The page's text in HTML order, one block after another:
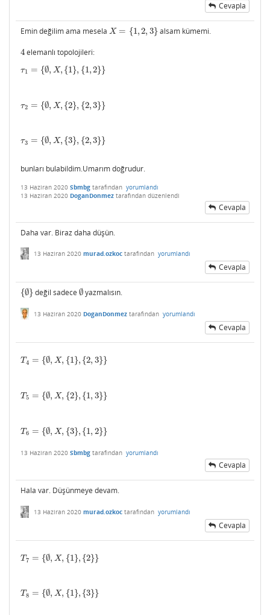
Cevapla
Emin değilim ama mesela X = {1,2, 3}
X= {1, 2,3} alsam kümemi.
4
4elemanlı topolojileri:
τ1 = {∅, X, {1}, {1, 2}}
τ1 ={∅,X,{1},{1 ,2}}
τ2 = {∅, X, {2}, {2, 3}}
τ2 ={∅,X,{2},{2 ,3}}
τ3 = {∅, X, {3}, {2, 3}}
τ3 ={∅,X,{3},{2 ,3}}
bunları bulabildim.Umarım doğrudur.
13 Haziran 2020 Sbmbg tarafından yorumlandı
13 Haziran 2020 DoganDonmez tarafından düzenlendi
Cevapla
Daha var. Biraz daha düşün.
13 Haziran 2020 murad.ozkoc tarafından yorumlandı
Cevapla
{∅}
{∅} değil sadece ∅
∅yazmalısın.
13 Haziran 2020 DoganDonmez tarafından yorumlandı
Cevapla
T4 = {∅, X, {1}, {2, 3}}
T4 ={∅,X,{ 1},{2 ,3}}
T5 = {∅, X, {2}, {1, 3}}
T5 ={∅,X,{ 2},{1 ,3}}
T6 = {∅, X, {3}, {1, 2}}
T6 ={∅,X,{ 3},{1 ,2}}
13 Haziran 2020 Sbmbg tarafından yorumlandı
Cevapla
Hala var. Düşünmeye devam.
13 Haziran 2020 murad.ozkoc tarafından yorumlandı
Cevapla
T7 = {∅, X, {1}, {2}}
T7 ={∅ ,X,{ 1},{2 }}
T8 = {∅, X, {1}, {3}}
T8 ={∅ ,X,{ 1},{3 }}